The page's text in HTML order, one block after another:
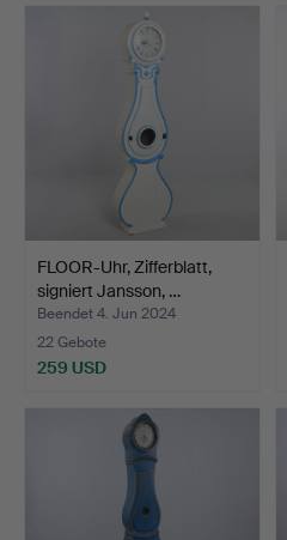
FLOOR-Uhr, Zifferblatt,
signiert Jansson, …
Beendet 4. Jun 2024
22 Gebote
259 USD